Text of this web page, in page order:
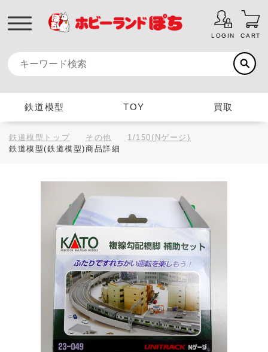
LOGIN CART
鉄道模型 TOY 買取
鉄道模型トップ その他
1/150(Nゲージ)
鉄道模型(鉄道模型)商品詳細